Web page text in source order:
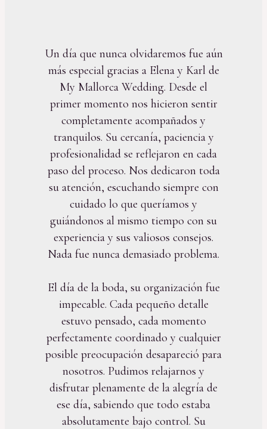
Un día que nunca olvidaremos fue aún
más especial gracias a Elena y Karl de
My Mallorca Wedding. Desde el
primer momento nos hicieron sentir
completamente acompañados y
tranquilos. Su cercanía, paciencia y
profesionalidad se reflejaron en cada
paso del proceso. Nos dedicaron toda
su atención, escuchando siempre con
cuidado lo que queríamos y
guiándonos al mismo tiempo con su
experiencia y sus valiosos consejos.
Nada fue nunca demasiado problema.
El día de la boda, su organización fue
impecable. Cada pequeño detalle
estuvo pensado, cada momento
perfectamente coordinado y cualquier
posible preocupación desapareció para
nosotros. Pudimos relajarnos y
disfrutar plenamente de la alegría de
ese día, sabiendo que todo estaba
absolutamente bajo control. Su